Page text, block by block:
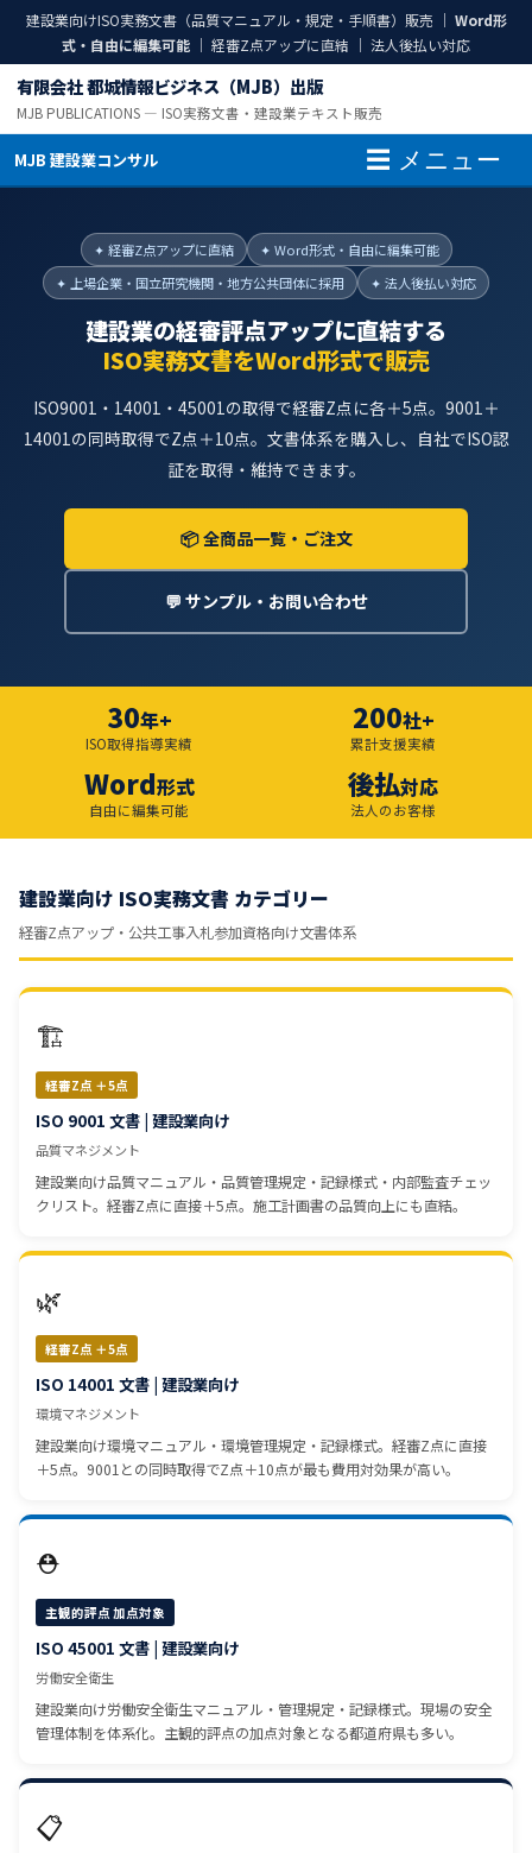
建設業向けISO実務文書（品質マニュアル・規定・手順書）販売 ｜ Word形
式・自由に編集可能 ｜ 経審Z点アップに直結 ｜ 法人後払い対応
有限会社 都城情報ビジネス（MJB）出版
MJB PUBLICATIONS ― ISO実務文書・建設業テキスト販売
MJB 建設業コンサル ☰ メニュー
✦ 経審Z点アップに直結
✦ Word形式・自由に編集可能
✦ 上場企業・国立研究機関・地方公共団体に採用
✦ 法人後払い対応
建設業の経審評点アップに直結する
ISO実務文書をWord形式で販売
ISO9001・14001・45001の取得で経審Z点に各＋5点。 9001＋
14001の同時取得でZ点＋10点。 文書体系を購入し、自社でISO認
証を取得・維持できます。
📦 全商品一覧・ご注文
💬 サンプル・お問い合わせ
30年+
ISO取得指導実績
200社+
累計支援実績
Word形式
自由に編集可能
後払対応
法人のお客様
建設業向け ISO実務文書 カテゴリー
経審Z点アップ・公共工事入札参加資格向け文書体系
🏗️
経審Z点 ＋5点
ISO 9001 文書 | 建設業向け
品質マネジメント
建設業向け品質マニュアル・品質管理規定・記録様式・内部監査チェッ
クリスト。経審Z点に直接＋5点。施工計画書の品質向上にも直結。
🌿
経審Z点 ＋5点
ISO 14001 文書 | 建設業向け
環境マネジメント
建設業向け環境マニュアル・環境管理規定・記録様式。経審Z点に直接
＋5点。9001との同時取得でZ点＋10点が最も費用対効果が高い。
⛑️
主観的評点 加点対象
ISO 45001 文書 | 建設業向け
労働安全衛生
建設業向け労働安全衛生マニュアル・管理規定・記録様式。現場の安全
管理体制を体系化。主観的評点の加点対象となる都道府県も多い。
📋